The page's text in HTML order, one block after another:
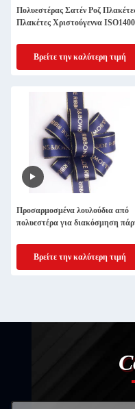
Πολυεστέρας Σατέν Ροζ
Πλακέτες Χριστούγεννα
Βρείτε την καλύτερη τιμή
Προσαρμοσμένα λουλούδια από
πολυεστέρα για διακόσμηση
Βρείτε την καλύτερη τιμή